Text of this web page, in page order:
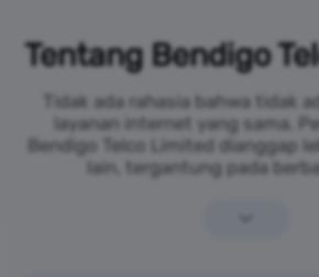
Tentang Bendigo
Tidak ada rahasia bahwa tidak
layanan internet yang sama.
Bendigo Telco Limited dianggap
lain, tergantung pada